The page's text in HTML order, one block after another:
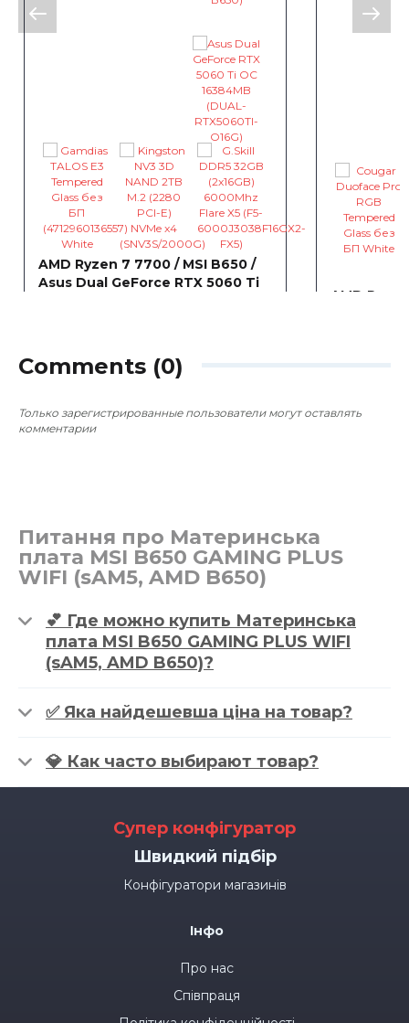
AMD Ryzen 7 7700 / MSI B650 /
Asus Dual GeForce RTX 5060 Ti
AMD
Comments (0)
Только зарегистрированные пользователи могут оставлять
комментарии
Питання про Материнська
плата MSI B650 GAMING PLUS
WIFI (sAM5, AMD B650)
💕 Где можно купить Материнська
плата MSI B650 GAMING PLUS WIFI
(sAM5, AMD B650)?
✅ Яка найдешевша ціна на товар?
💎 Как часто выбирают товар?
Супер конфігуратор
Швидкий підбір
Конфігуратори магазинів
Інфо
Про нас
Співпраця